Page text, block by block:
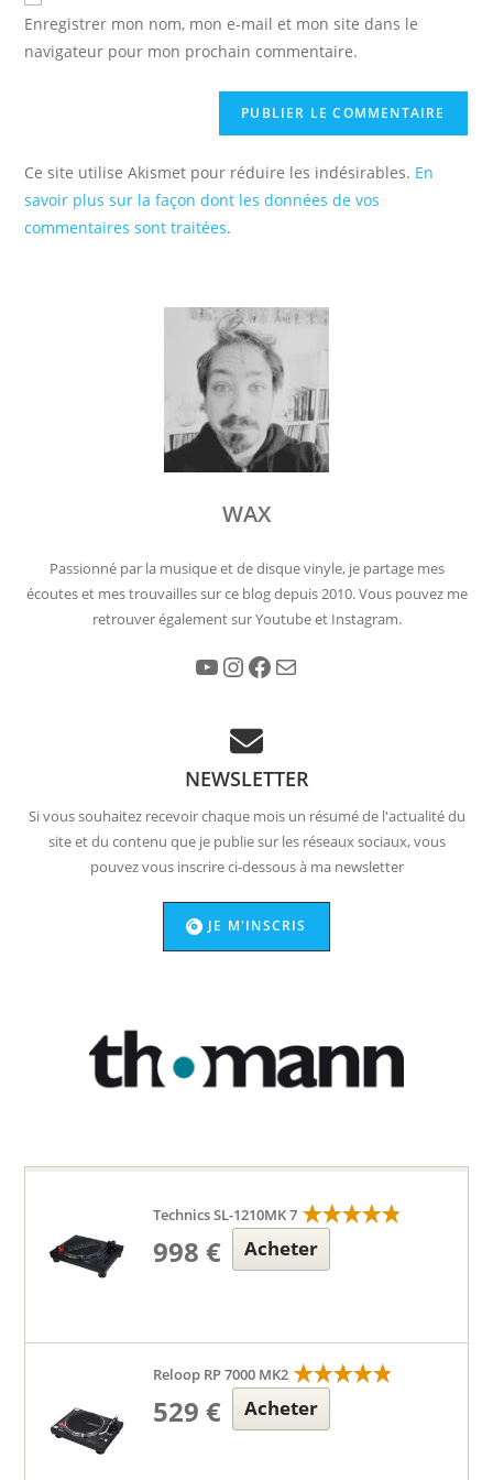
votre
(facultatif)
Enregistrer mon nom, mon e-mail et mon site dans le
navigateur pour mon prochain commentaire.
Ce site utilise Akismet pour réduire les indésirables. En
savoir plus sur la façon dont les données de vos
commentaires sont traitées.
WAX
Passionné par la musique et de disque vinyle, je partage mes
écoutes et mes trouvailles sur ce blog depuis 2010. Vous pouvez me
retrouver également sur Youtube et Instagram.
YouTube Instagram Facebook
NEWSLETTER
Si vous souhaitez recevoir chaque mois un résumé de l'actualité du
site et du contenu que je publie sur les réseaux sociaux, vous
pouvez vous inscrire ci-dessous à ma newsletter
JE M'INSCRIS
Technics SL-1210MK 7
998 € Acheter
Reloop RP 7000 MK2
529 € Acheter